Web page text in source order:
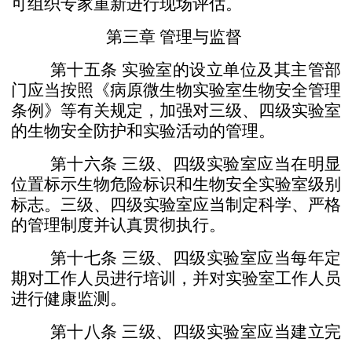
可组织专家重新进行现场评估。
第三章 管理与监督
第十五条 实验室的设立单位及其主管部
门应当按照 《病原微生物实验室生物安全管理
条例》等有关规定，加强对三级、四级实验室
的生物安全防护和实验活动的管理。
第十六条 三级、四级实验室应当在明显
位置标示生物危险标识和生物安全实验室级别
标志。 三级、四级实验室应当制定科学、严格
的管理制度并认真贯彻执行。
第十七条 三级、四级实验室应当每年定
期对工作人员进行培训，并对实验室工作人员
进行健康监测。
第十八条 三级、四级实验室应当建立完